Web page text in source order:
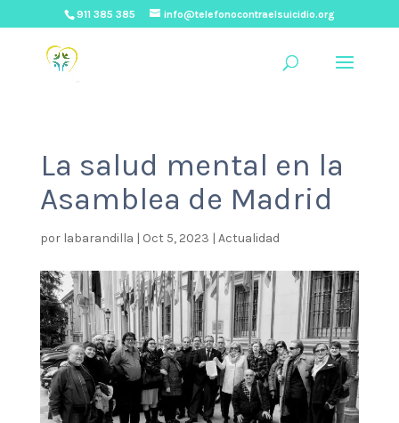
911 385 385 info@telefonocontraelsuicidio.org
La salud mental en la
Asamblea de Madrid
por labarandilla | Oct 5, 2023 | Actualidad